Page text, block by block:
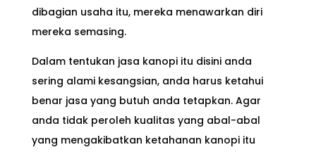
dibagian usaha itu, mereka menawarkan diri
mereka semasing.
Dalam tentukan jasa kanopi itu disini anda
sering alami kesangsian, anda harus ketahui
benar jasa yang butuh anda tetapkan. Agar
anda tidak peroleh kualitas yang abal-abal
yang mengakibatkan ketahanan kanopi itu